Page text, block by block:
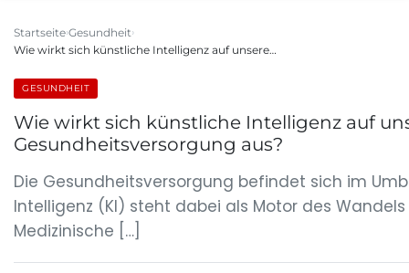
Startseite Gesundheit
Wie wirkt sich künstliche Intelligenz auf unsere…
GESUNDHEIT
Wie wirkt sich künstliche Intelligenz auf
Gesundheitsversorgung aus?
Die Gesundheitsversorgung befindet sich im
Intelligenz (KI) steht dabei als Motor des
Medizinische […]